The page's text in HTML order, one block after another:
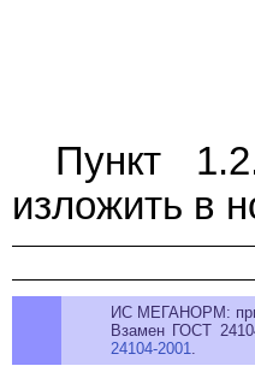
Пункт
изложить в
ИС МЕГАНОРМ:
Взамен ГОСТ
24104-2001.